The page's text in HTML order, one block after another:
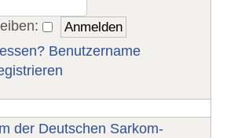
Benutzername
der Deutschen Sarkom-